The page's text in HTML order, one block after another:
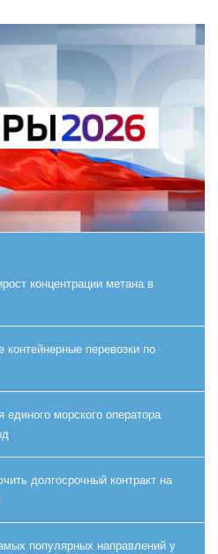
концентрации метана в
контейнерные перевозки по
морского оператора
долгосрочный контракт на
популярных направлений у